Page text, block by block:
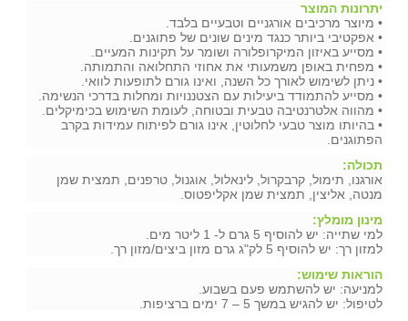
יתרונות המוצר
• מיוצר מרכיבים אורגניים וטבעיים בלבד.
• אפקטיבי ביותר כנגד מינים שונים של פתוגנים.
• מסייע באיזון המיקרופלורה ושומר על תקינות המעיים.
• מפחית באופן משמעותי את אחוזי התחלואה והתמותה.
• ניתן לשימוש לאורך כל השנה, ואינו גורם לתופעות לוואי.
• מסייע להתמודד ביעילות עם הצטננויות ומחלות בדרכי הנשימה.
• מהווה אלטרנטיבה טבעית ובטוחה, לעומת השימוש בכימיקלים.
• בהיותו מוצר טבעי לחלוטין, אינו גורם לפיתוח עמידות בקרב
הפתוגנים.
תכולה:
אורגנו, תימול, קרבקרול, לינאלול, אוגנול, טרפנים, תמצית שמן
מנטה, אליצין, תמצית שמן אקליפטוס.
מינון מומלץ:
למי שתייה: יש להוסיף 5 גרם ל- 1 ליטר מים.
למזון רך: יש להוסיף 5 לק"ג גרם מזון ביצים/מזון רך.
הוראות שימוש:
למניעה: יש להשתמש פעם בשבוע.
לטיפול: יש להגיש במשך 5 – 7 ימים ברציפות.